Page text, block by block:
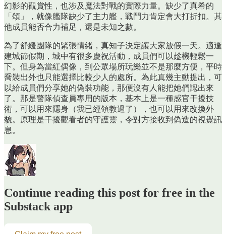
幻影的觀賞性，也涉及魔法對戰的實際力量。缺少了真希的
「頌」，就像艦隊缺少了主力艦，戰鬥力肯定會大打折扣。其
他成員能否合力補足，還是未知之數。
為了舒緩團隊的緊張情緒，真知子決定讓大家放假一天。適逢
建城節假期，城中有很多慶祝活動，成員們可以趁機輕鬆一
下。但身為當紅偶像，到公眾場所玩樂並不是那麼方便，平時
喬裝出外也只能選擇比較少人的處所。為此真幾主動提出，可
以給成員們分享她的偽裝功能，那便沒有人能把她們認出來
了。那是警隊偵查員專用的版本，基本上是一種感官干擾技
術，可以用來隱身（我已經領教過了），也可以用來改換外
貌。原理是干擾觀看者的守護靈，令對方接收到偽造的視覺訊
息。
Continue reading this post for free in the
Substack app